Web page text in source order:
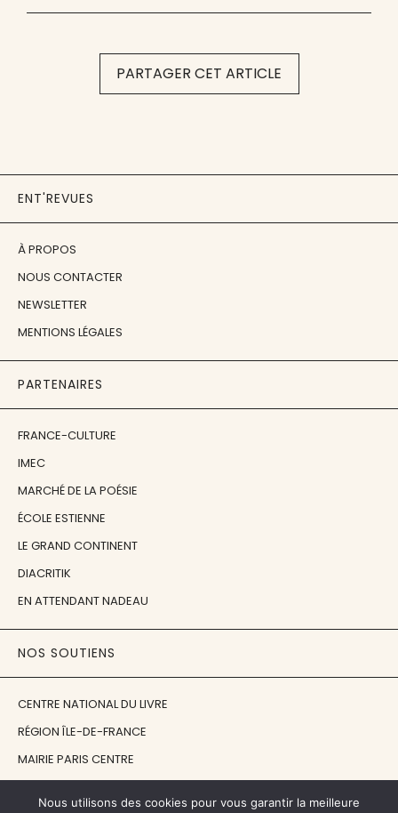
PARTAGER CET ARTICLE
ENT'REVUES
À PROPOS
NOUS CONTACTER
NEWSLETTER
MENTIONS LÉGALES
PARTENAIRES
FRANCE-CULTURE
IMEC
MARCHÉ DE LA POÉSIE
ÉCOLE ESTIENNE
LE GRAND CONTINENT
DIACRITIK
EN ATTENDANT NADEAU
NOS SOUTIENS
CENTRE NATIONAL DU LIVRE
RÉGION ÎLE-DE-FRANCE
MAIRIE PARIS CENTRE
Nous utilisons des cookies pour vous garantir la meilleure